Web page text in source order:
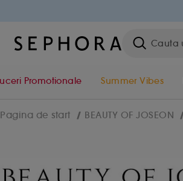
Promotionale Summer Vibes
Pagina de start BEAUTY OF JOSEON